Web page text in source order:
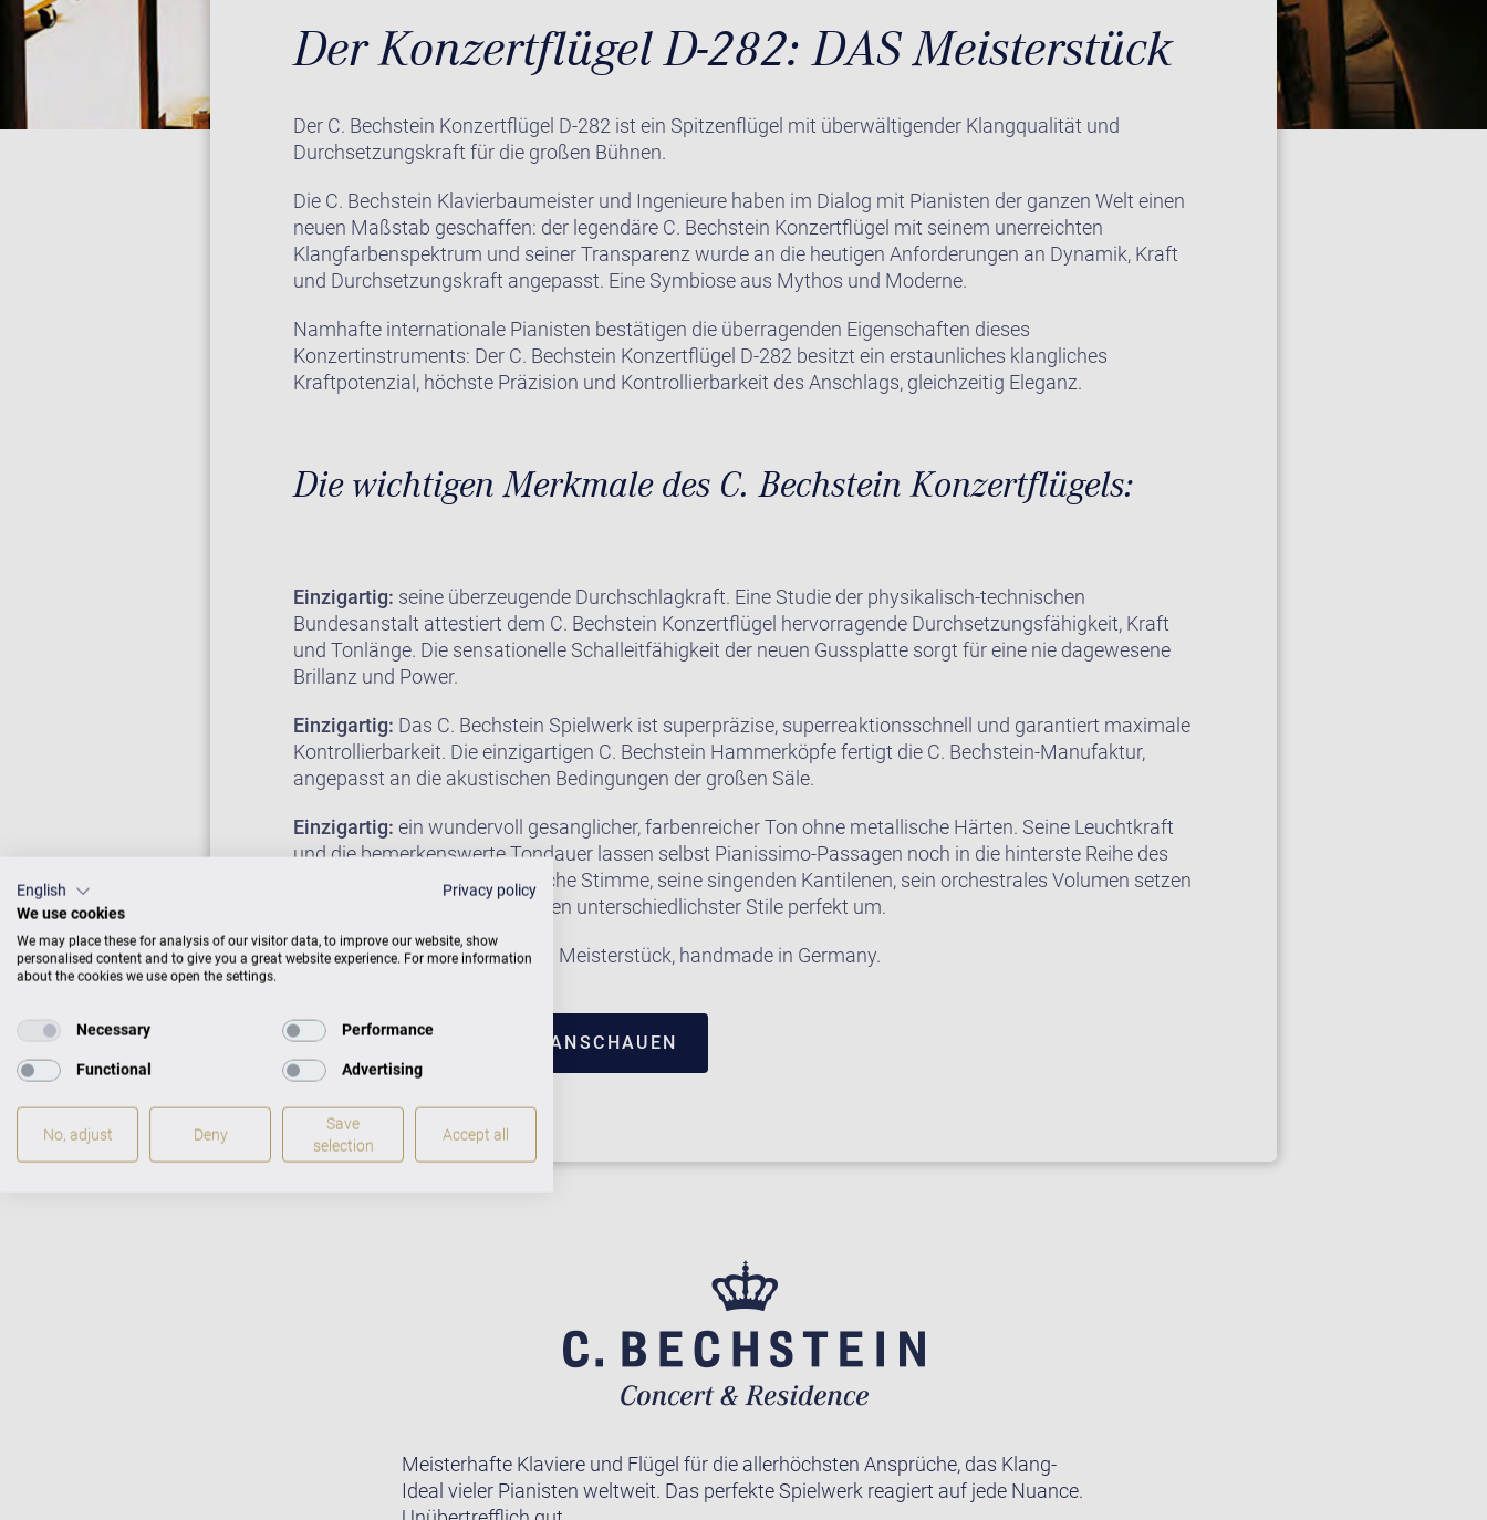
Der Konzertflügel D-282: DAS Meisterstück
Der C. Bechstein Konzertflügel D-282 ist ein Spitzenflügel mit überwältigender Klangqualität und
Durchsetzungskraft für die großen Bühnen.
Die C. Bechstein Klavierbaumeister und Ingenieure haben im Dialog mit Pianisten der ganzen Welt einen
neuen Maßstab geschaffen: der legendäre C. Bechstein Konzertflügel mit seinem unerreichten
Klangfarbenspektrum und seiner Transparenz wurde an die heutigen Anforderungen an Dynamik, Kraft
und Durchsetzungskraft angepasst. Eine Symbiose aus Mythos und Moderne.
Namhafte internationale Pianisten bestätigen die überragenden Eigenschaften dieses
Konzertinstruments: Der C. Bechstein Konzertflügel D-282 besitzt ein erstaunliches klangliches
Kraftpotenzial, höchste Präzision und Kontrollierbarkeit des Anschlags, gleichzeitig Eleganz.
Die wichtigen Merkmale des C. Bechstein Konzertflügels:
Einzigartig: seine überzeugende Durchschlagkraft. Eine Studie der physikalisch-technischen
Bundesanstalt attestiert dem C. Bechstein Konzertflügel hervorragende Durchsetzungsfähigkeit, Kraft
und Tonlänge. Die sensationelle Schalleitfähigkeit der neuen Gussplatte sorgt für eine nie dagewesene
Brillanz und Power.
Einzigartig: Das C. Bechstein Spielwerk ist superpräzise, superreaktionsschnell und garantiert maximale
Kontrollierbarkeit. Die einzigartigen C. Bechstein Hammerköpfe fertigt die C. Bechstein-Manufaktur,
angepasst an die akustischen Bedingungen der großen Säle.
Einzigartig: ein wundervoll gesanglicher, farbenreicher Ton ohne metallische Härten. Seine Leuchtkraft
und die bemerkenswerte Tondauer lassen selbst Pianissimo-Passagen noch in die hinterste Reihe des
Saales vordringen. Seine lyrische Stimme, seine singenden Kantilenen, sein orchestrales Volumen setzen
die musikalischen Vorstellungen unterschiedlichster Stile perfekt um.
Der Konzertflügel D-282 ist ein Meisterstück, handmade in Germany.
FLÜGEL IM CENTRUM ANSCHAUEN
Meisterhafte Klaviere und Flügel für die allerhöchsten Ansprüche, das Klang-
Ideal vieler Pianisten weltweit. Das perfekte Spielwerk reagiert auf jede Nuance.
English
Privacy policy
We use cookies
We may place these for analysis of our visitor data, to improve our website, show
personalised content and to give you a great website experience. For more information
about the cookies we use open the settings.
Necessary Performance
Functional Advertising
No, adjust Deny
Save
selection
Accept all